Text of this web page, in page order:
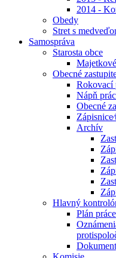
2014 -
Obedy
Stret s
Samospráva
Starosta obce
Obecné
Rokovací
Nápň
Obecné
Archív
Hlavný
Plán práce